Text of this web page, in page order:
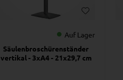
Auf Lager
Säulenbroschürenständer
vertikal - 3xA4 - 21x29,7 cm